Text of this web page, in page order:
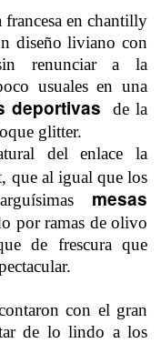
en chantilly
diseño liviano con
renunciar a la
usuales en una
deportivas
de la
glitter.
del enlace la
que al igual que los
mesas
por ramas de olivo
de frescura que
con el gran
de lo lindo a los